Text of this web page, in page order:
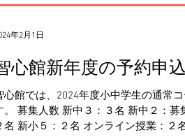
心館新年度の予約申
心館では、2024年度小中学生の通常
。 募集人数 新中３：３名 新中２：募
名 新小５：２名 オンライン授業：２
年2月1日